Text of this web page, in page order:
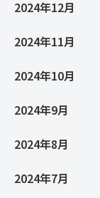
2024年12月
2024年11月
2024年10月
2024年9月
2024年8月
2024年7月